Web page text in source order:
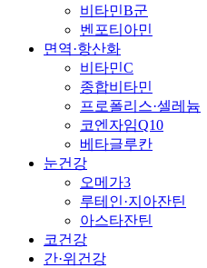
비타민B군
벤포티아민
면역·항산화
비타민C
종합비타민
프로폴리스·셀레늄
코엔자임Q10
베타글루칸
눈건강
오메가3
루테인·지아잔틴
아스타잔틴
코건강
간·위건강